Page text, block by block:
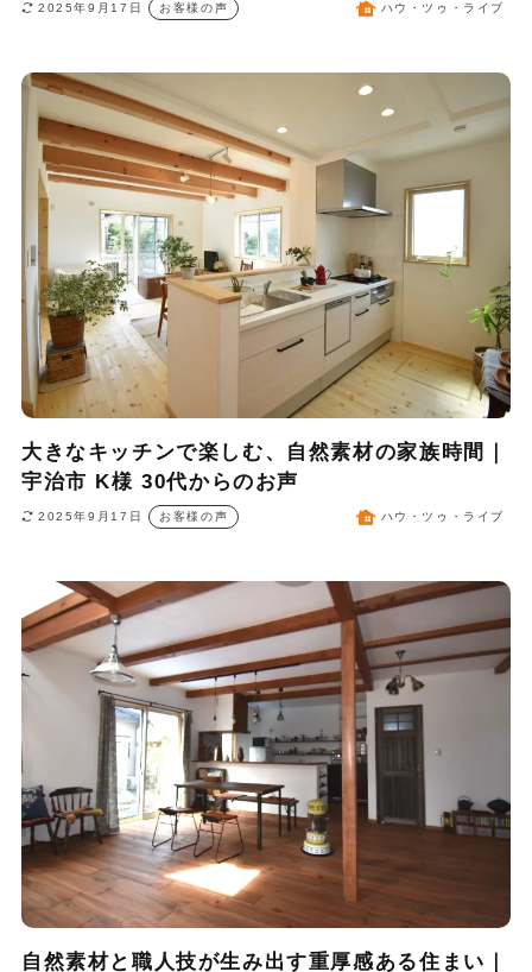
2025年9月17日 お客様の声 ハウ・ツゥ・ライブ
大きなキッチンで楽しむ、自然素材の家族時間｜
宇治市 K様 30代からのお声
2025年9月17日 お客様の声 ハウ・ツゥ・ライブ
自然素材と職人技が生み出す重厚感ある住まい｜